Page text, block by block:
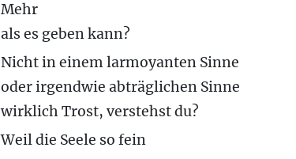
Mehr
als es geben kann?
Nicht in einem larmoyanten Sinne
oder irgendwie abträglichen Sinne
wirklich Trost, verstehst du?
Weil die Seele so fein